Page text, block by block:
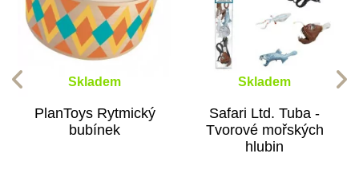
Skladem
PlanToys Rytmický
bubínek
Skladem
Safari Ltd. Tuba -
Tvorové mořských
hlubin